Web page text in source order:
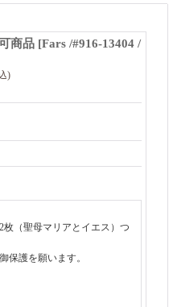
商品 [Fars /#916-13404 /
)
（聖母マリアとイエス）つ
保護を願います。